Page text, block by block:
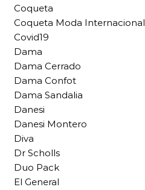
Coqueta
Coqueta Moda Internacional
Covid19
Dama
Dama Cerrado
Dama Confot
Dama Sandalia
Danesi
Danesi Montero
Diva
Dr Scholls
Duo Pack
El General